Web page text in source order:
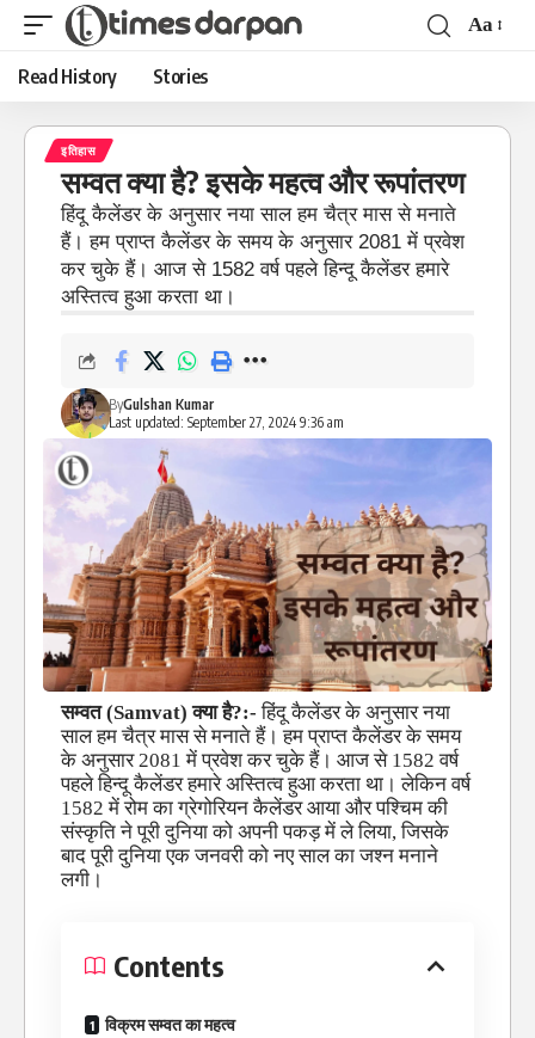
Aa
Read History Stories
इतिहास
सम्वत क्या है? इसके महत्व और रूपांतरण
हिंदू कैलेंडर के अनुसार नया साल हम चैत्र मास से मनाते
हैं। हम प्राप्त कैलेंडर के समय के अनुसार 2081 में प्रवेश
कर चुके हैं। आज से 1582 वर्ष पहले हिन्दू कैलेंडर हमारे
अस्तित्व हुआ करता था।
Last updated: September 27, 2024 9:36 am
ByGulshan Kumar
सम्वत (Samvat) क्या है?:- हिंदू कैलेंडर के अनुसार नया
साल हम चैत्र मास से मनाते हैं। हम प्राप्त कैलेंडर के समय
के अनुसार 2081 में प्रवेश कर चुके हैं। आज से 1582 वर्ष
पहले हिन्दू कैलेंडर हमारे अस्तित्व हुआ करता था। लेकिन वर्ष
1582 में रोम का ग्रेगोरियन कैलेंडर आया और पश्चिम की
संस्कृति ने पूरी दुनिया को अपनी पकड़ में ले लिया, जिसके
बाद पूरी दुनिया एक जनवरी को नए साल का जश्न मनाने
लगी।
Contents
विक्रम सम्वत का महत्व